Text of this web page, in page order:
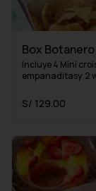
Box Botanero
Incluye 4 Mini
empanaditasy  2
S/ 129.00